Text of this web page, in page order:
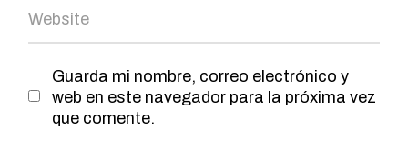
Guarda mi nombre, correo electrónico y
web en este navegador para la próxima vez
que comente.